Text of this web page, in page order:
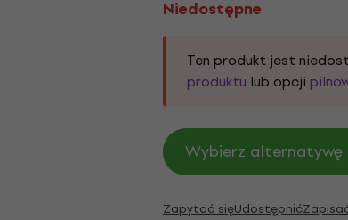
Niedostępne
Ten produkt jest
produktu lub opcji
Wybierz alternatywę
Zapytać sięUdostępnić